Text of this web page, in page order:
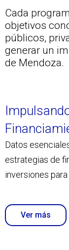
Cada
objetivos
públicos,
generar un
de Mendoza.
Datos
estrategias de
inversiones
Ver más